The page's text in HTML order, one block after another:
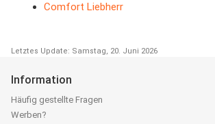
Comfort Liebherr
Letztes Update: Samstag, 20. Juni 2026
Information
Häufig gestellte Fragen
Werben?